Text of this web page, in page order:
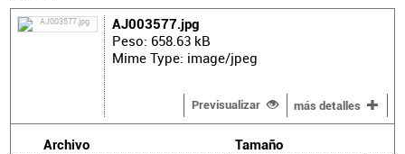
AJ003577.jpg
Peso: 658.63 kB
Mime Type: image/jpeg
Previsualizar más detalles
Archivo Tamaño